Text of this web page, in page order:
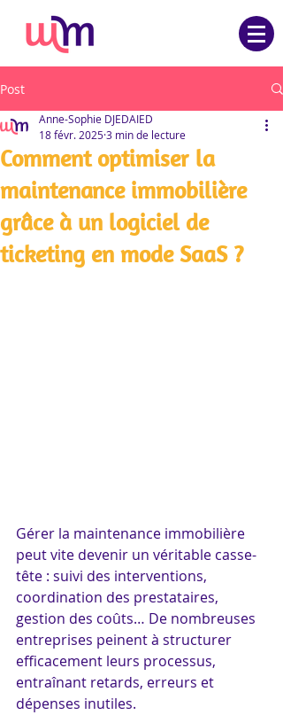
Post
Comment optimiser la
maintenance immobilière
grâce à un logiciel de
ticketing en mode SaaS ?
Anne-Sophie DJEDAIED
18 févr. 20253 min de lecture
Gérer la maintenance immobilière
peut vite devenir un véritable casse-
tête : suivi des interventions,
coordination des prestataires,
gestion des coûts… De nombreuses
entreprises peinent à structurer
efficacement leurs processus,
entraînant retards, erreurs et
dépenses inutiles.